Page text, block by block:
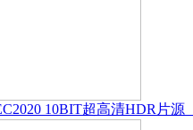
10BIT超高清HDR片源